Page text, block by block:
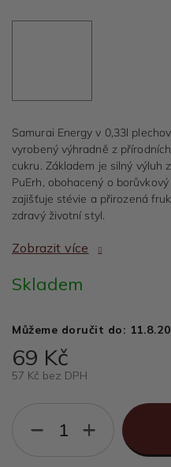
69 Kč
57 Kč bez DPH
Skladem
Můžeme doručit do:
+
−
Samurai Energy v 0,33l
vyrobený výhradně z
cukru. Základem je silný výluh
PuErh, obohacený o
zajišťuje stévie a přirozená
zdravý životní styl.